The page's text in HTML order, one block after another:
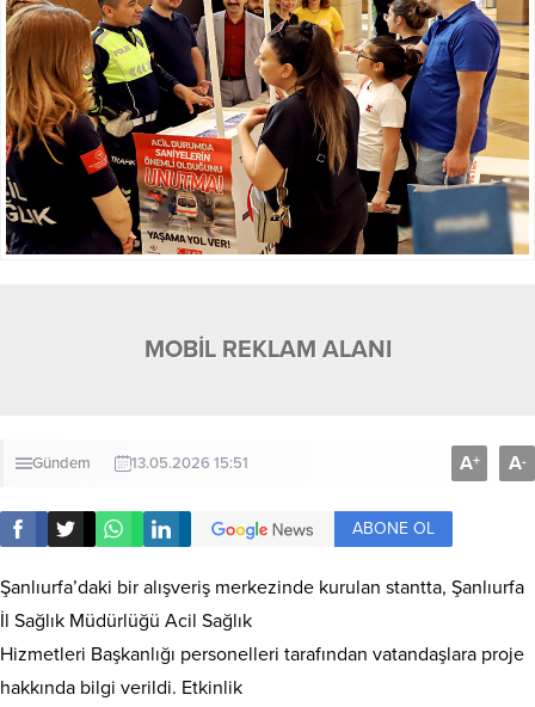
MOBİL REKLAM ALANI
Gündem 13.05.2026 15:51 A+ A-
ABONE OL
Şanlıurfa’daki bir alışveriş merkezinde kurulan stantta, Şanlıurfa
İl Sağlık Müdürlüğü Acil Sağlık
Hizmetleri Başkanlığı personelleri tarafından vatandaşlara proje
hakkında bilgi verildi. Etkinlik